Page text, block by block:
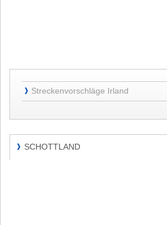
Streckenvorschläge
Irland
❱ Streckenvorschläge Irland
❱ SCHOTTLAND